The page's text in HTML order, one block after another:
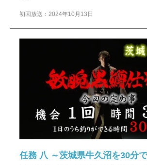
初回放送：2024年10月13日
任務 八 ～茨城県牛久沼を30分